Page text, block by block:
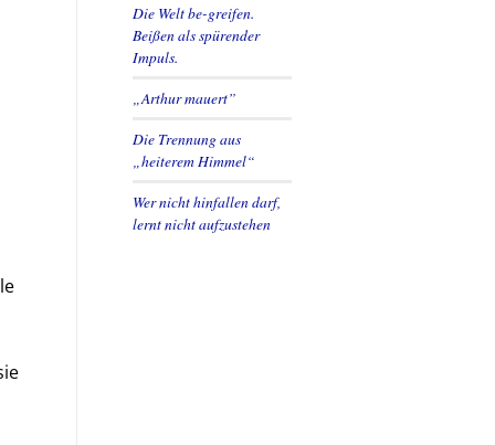
Die Welt be-greifen.
Beißen als spürender
Impuls.
„Arthur mauert”
Die Trennung aus
„heiterem Himmel“
Wer nicht hinfallen darf,
lernt nicht aufzustehen